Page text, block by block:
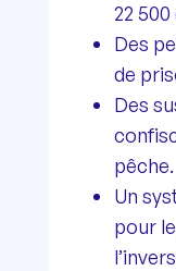
22
Des
de
Des
pêche.
Un
pour